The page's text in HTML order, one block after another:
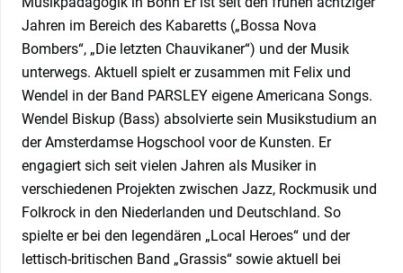
Jahren im Bereich des Kabaretts („Bossa Nova
Bombers“, „Die letzten Chauvikaner“) und der Musik
unterwegs. Aktuell spielt er zusammen mit Felix und
Wendel in der Band PARSLEY eigene Americana Songs.
Wendel Biskup (Bass) absolvierte sein Musikstudium an
der Amsterdamse Hogschool voor de Kunsten. Er
engagiert sich seit vielen Jahren als Musiker in
verschiedenen Projekten zwischen Jazz, Rockmusik und
Folkrock in den Niederlanden und Deutschland. So
spielte er bei den legendären „Local Heroes“ und der
lettisch-britischen Band „Grassis“ sowie aktuell bei